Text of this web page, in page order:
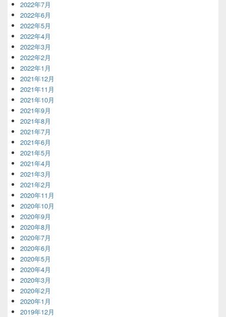
2022年7月
2022年6月
2022年5月
2022年4月
2022年3月
2022年2月
2022年1月
2021年12月
2021年11月
2021年10月
2021年9月
2021年8月
2021年7月
2021年6月
2021年5月
2021年4月
2021年3月
2021年2月
2020年11月
2020年10月
2020年9月
2020年8月
2020年7月
2020年6月
2020年5月
2020年4月
2020年3月
2020年2月
2020年1月
2019年12月